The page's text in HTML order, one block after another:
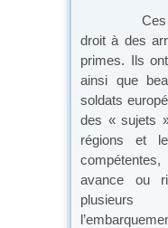
Ces «
droit à des
primes. Ils
ainsi que
soldats
des « sujets
régions et
avance ou